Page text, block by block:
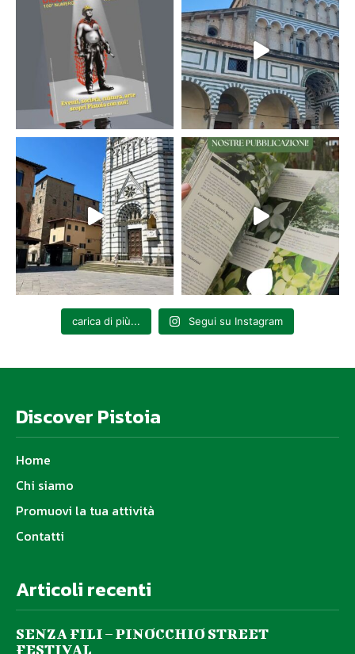
carica di più... Segui su Instagram
Discover Pistoia
Home
Chi siamo
Promuovi la tua attività
Contatti
Articoli recenti
SENZA FILI – PINOCCHIO STREET
FESTIVAL